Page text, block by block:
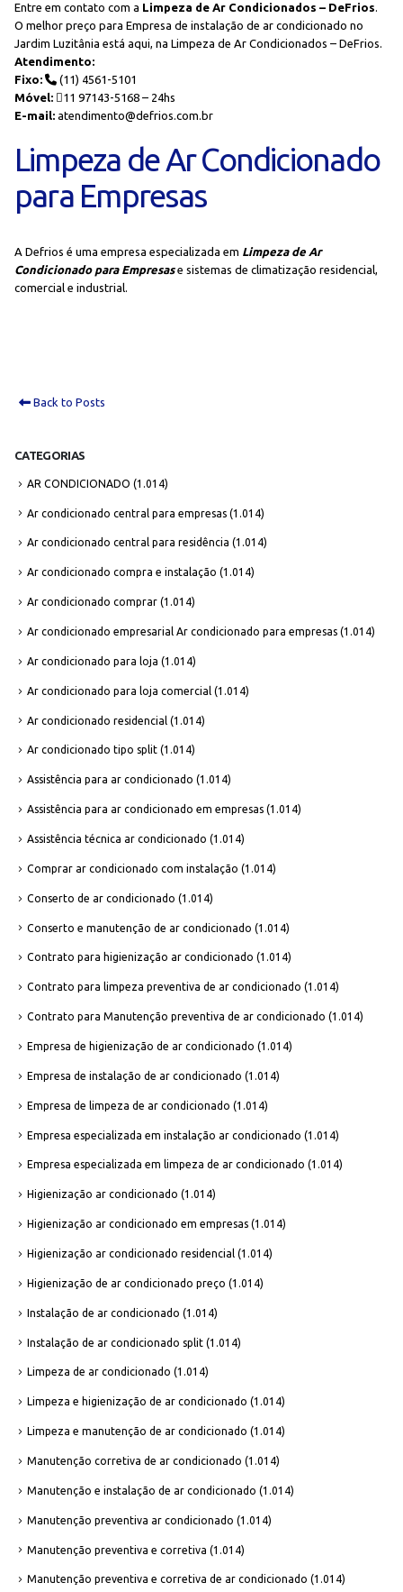
Entre em contato com a Limpeza de Ar Condicionados – DeFrios.
O melhor preço para Empresa de instalação de ar condicionado no
Jardim Luzitânia está aqui, na Limpeza de Ar Condicionados – DeFrios.
Atendimento:
Fixo:
(11) 4561-5101
Móvel:
11 97143-5168 – 24hs
E-mail: atendimento@defrios.com.br
Limpeza de Ar Condicionado
para Empresas
A Defrios é uma empresa especializada em Limpeza de Ar
Condicionado para Empresase sistemas de climatização residencial,
comercial e industrial.
Back to Posts
CATEGORIAS
AR CONDICIONADO (1.014)
Ar condicionado central para empresas (1.014)
Ar condicionado central para residência (1.014)
Ar condicionado compra e instalação (1.014)
Ar condicionado comprar (1.014)
Ar condicionado empresarial Ar condicionado para empresas (1.014)
Ar condicionado para loja (1.014)
Ar condicionado para loja comercial (1.014)
Ar condicionado residencial (1.014)
Ar condicionado tipo split (1.014)
Assistência para ar condicionado (1.014)
Assistência para ar condicionado em empresas (1.014)
Assistência técnica ar condicionado (1.014)
Comprar ar condicionado com instalação (1.014)
Conserto de ar condicionado (1.014)
Conserto e manutenção de ar condicionado (1.014)
Contrato para higienização ar condicionado (1.014)
Contrato para limpeza preventiva de ar condicionado (1.014)
Contrato para Manutenção preventiva de ar condicionado (1.014)
Empresa de higienização de ar condicionado (1.014)
Empresa de instalação de ar condicionado (1.014)
Empresa de limpeza de ar condicionado (1.014)
Empresa especializada em instalação ar condicionado (1.014)
Empresa especializada em limpeza de ar condicionado (1.014)
Higienização ar condicionado (1.014)
Higienização ar condicionado em empresas (1.014)
Higienização ar condicionado residencial (1.014)
Higienização de ar condicionado preço (1.014)
Instalação de ar condicionado (1.014)
Instalação de ar condicionado split (1.014)
Limpeza de ar condicionado (1.014)
Limpeza e higienização de ar condicionado (1.014)
Limpeza e manutenção de ar condicionado (1.014)
Manutenção corretiva de ar condicionado (1.014)
Manutenção e instalação de ar condicionado (1.014)
Manutenção preventiva ar condicionado (1.014)
Manutenção preventiva e corretiva (1.014)
Manutenção preventiva e corretiva de ar condicionado (1.014)